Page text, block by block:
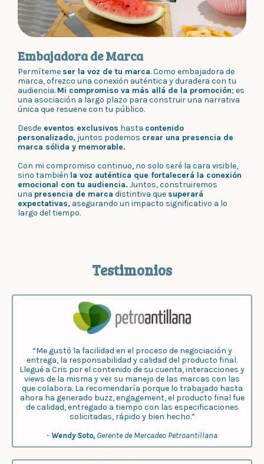
Embajadora de Marca
Permíteme ser la voz de tu marca. Como embajadora de
marca, ofrezco una conexión auténtica y duradera con tu
audiencia. Mi compromiso va más allá de la promoción; es
una asociación a largo plazo para construir una narrativa
única que resuene con tu público.
Desde eventos exclusivos hasta contenido
personalizado, juntos podemos crear una presencia de
marca sólida y memorable.
Con mi compromiso continuo, no solo seré la cara visible,
sino también la voz auténtica que fortalecerá la conexión
emocional con tu audiencia. Juntos, construiremos
una presencia de marca distintiva que superará
expectativas, asegurando un impacto significativo a lo
largo del tiempo.
Testimonios
“Me gustó la facilidad en el proceso de negociación y
entrega, la responsabilidad y calidad del producto final.
Llegué a Cris por el contenido de su cuenta, interacciones y
views de la misma y ver su manejo de las marcas con las
que colabora. La recomendaría porque lo trabajado hasta
ahora ha generado buzz, engagement, el producto final fue
de calidad, entregado a tiempo con las especificaciones
solicitadas, rápido y bien hecho.”
- Wendy Soto, Gerente de Mercadeo Petroantillana